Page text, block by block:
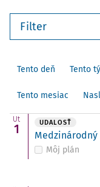
Filter
Tento deň Tento
Tento mesiac
Ut
1 UDALOSŤ
Môj plán